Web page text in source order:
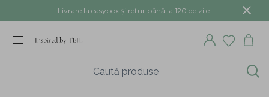
Livrare la easybox și retur până la 120 de zile.